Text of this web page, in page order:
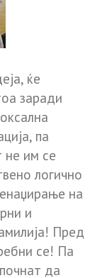
ќе
заради
па
не им се
логично
на
и
Пред
се! Па
да